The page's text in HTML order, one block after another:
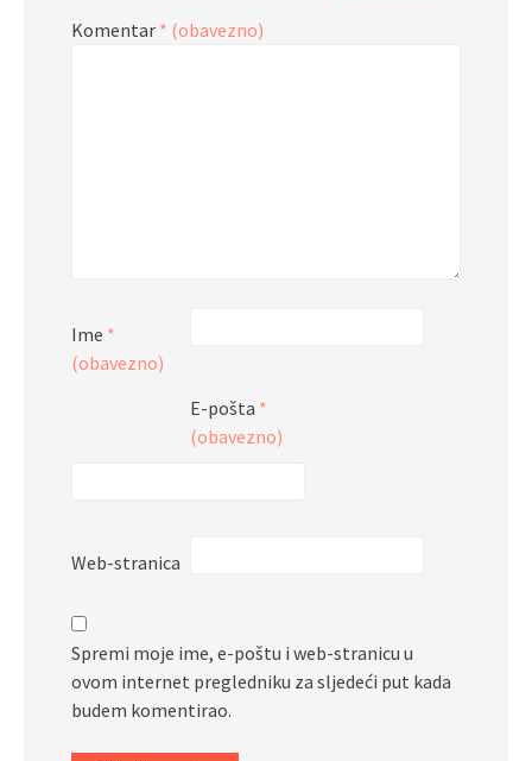
Komentar * (obavezno)
Ime *
(obavezno)
E-pošta *
(obavezno)
Web-stranica
Spremi moje ime, e-poštu i web-stranicu u
ovom internet pregledniku za sljedeći put kada
budem komentirao.